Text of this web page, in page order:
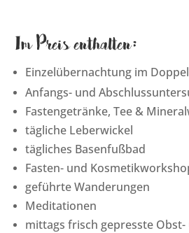
Im Preis enthalten:
Einzelübernachtung im
Anfangs- und
Fastengetränke, Tee &
tägliche Leberwickel
tägliches Basenfußbad
Fasten- und
geführte Wanderungen
Meditationen
mittags frisch gepresste